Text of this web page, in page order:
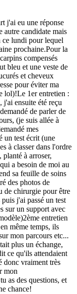
j'ai eu une réponse
autre candidate mais
ce lundi pour lequel
prochaine.Pour la
compensés
bleu et une veste de
et cheveux
pour éviter ma
lol)!Le 1er entretien :
ensuite été reçu
de parler de
(je suis allée à
mes
un test écrit (une
à classer dans l'ordre
à arroser,
a besoin de moi au
sa feuille de soins
des photos de
de chirurgie pour être
j'ai passé un test
sur un support avec
entretien
même temps, ils
mon parcours etc...
plus un échange,
ce qu'ils attendaient
donc vraiment très
mon
as des questions, et
chance!